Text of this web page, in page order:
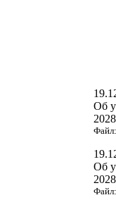
Об
Файл:
Об
Файл: